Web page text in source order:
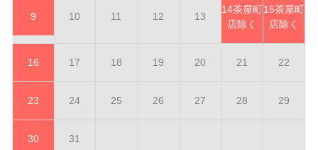
9 10 11 12 13
14茶屋町
店除く
15茶屋町
店除く
16 17 18 19 20 21 22
23 24 25 26 27 28 29
30 31